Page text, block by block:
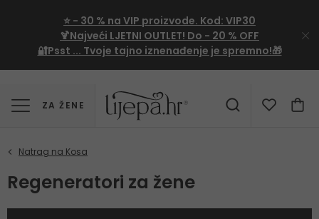
⭐ - 30 % na VIP proizvode. Kod: VIP30
🍹Najveći LJETNI OUTLET! Do - 20 % OFF
🔐Psst ... Tvoje tajno iznenađenje je spremno!🎁
ZA ŽENE
Regeneratori za žene